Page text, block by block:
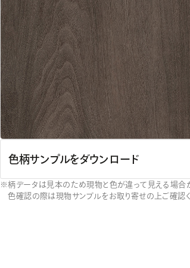
色柄サンプルをダウンロード
柄データは見本のため現物と色が違って見える場合が
色確認の際は現物サンプルをお取り寄せの上ご確認く